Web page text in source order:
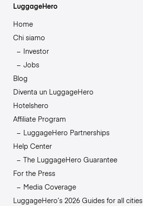
LuggageHero
Home
Chi siamo
Investor
Jobs
Blog
Diventa un LuggageHero
Hotelshero
Affiliate Program
LuggageHero Partnerships
Help Center
The LuggageHero Guarantee
For the Press
Media Coverage
LuggageHero’s 2026 Guides for all cities